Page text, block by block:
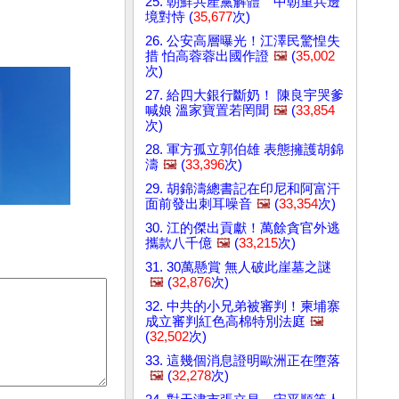
境對恃 (35,677次)
26. 公安高層曝光！江澤民驚惶失
措 怕高蓉蓉出國作證 🖼️ (35,002
次)
27. 給四大銀行斷奶！ 陳良宇哭爹
喊娘 溫家寶置若罔聞 🖼️ (33,854
次)
28. 軍方孤立郭伯雄 表態擁護胡錦
濤 🖼️ (33,396次)
29. 胡錦濤總書記在印尼和阿富汗
面前發出刺耳噪音 🖼️ (33,354次)
30. 江的傑出貢獻！萬餘貪官外逃
攜款八千億 🖼️ (33,215次)
31. 30萬懸賞 無人破此崖墓之謎
🖼️ (32,876次)
32. 中共的小兄弟被審判！柬埔寨
成立審判紅色高棉特別法庭 🖼️
(32,502次)
33. 這幾個消息證明歐洲正在墮落
🖼️ (32,278次)